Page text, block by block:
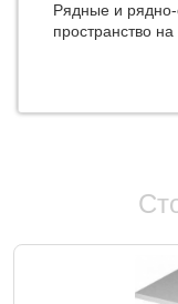
Рядные и рядно-
пространство на